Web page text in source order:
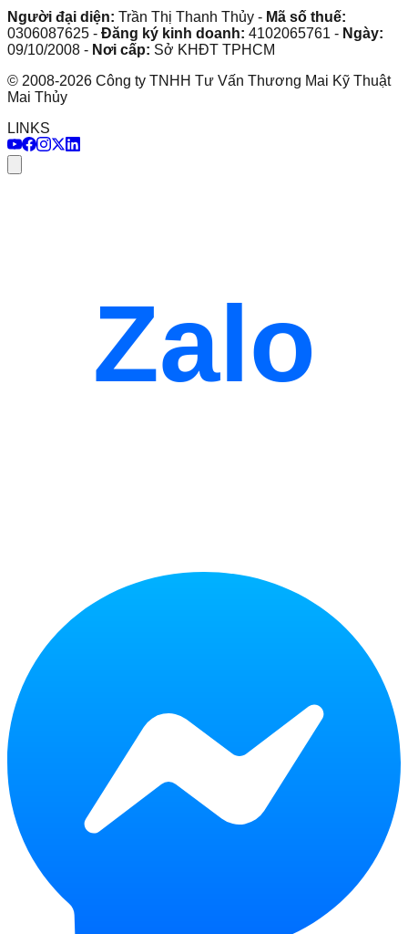
Người đại diện: Trần Thị Thanh Thủy - Mã số thuế:
0306087625 - Đăng ký kinh doanh: 4102065761 - Ngày:
09/10/2008 - Nơi cấp: Sở KHĐT TPHCM
© 2008-2026 Công ty TNHH Tư Vấn Thương Mai Kỹ Thuật
Mai Thủy
LINKS
Zalo